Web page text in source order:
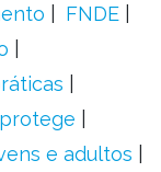
FNDE
e adultos